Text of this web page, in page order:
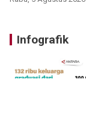
Infografik